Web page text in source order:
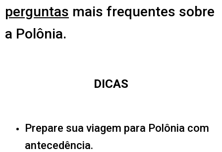
perguntas mais frequentes sobre
a Polônia.
DICAS
Prepare sua viagem para Polônia com
antecedência.